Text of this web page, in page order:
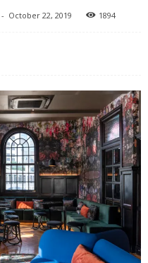
- October 22, 2019 1894